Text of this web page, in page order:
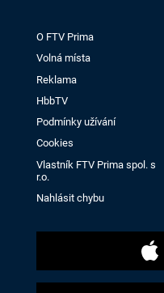
O FTV Prima
Volná místa
Reklama
HbbTV
Podmínky užívání
Cookies
Vlastník FTV Prima spol. s
r.o.
Nahlásit chybu